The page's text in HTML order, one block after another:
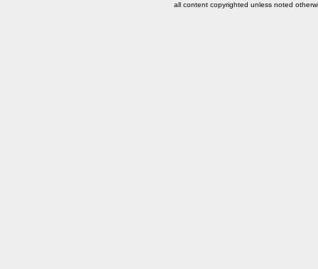
all content copyrighted unless noted